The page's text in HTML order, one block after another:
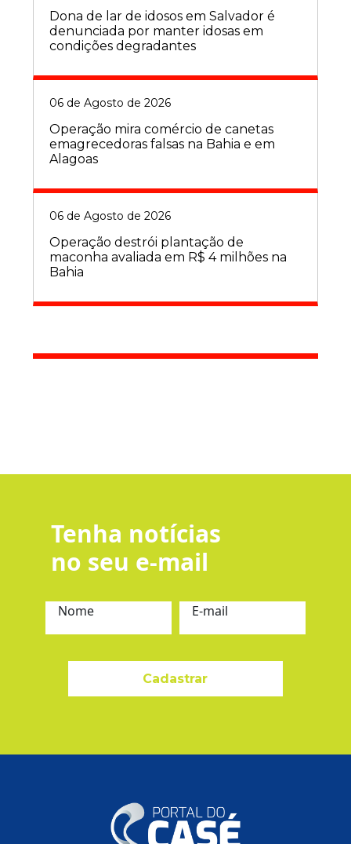
Dona de lar de idosos em Salvador é
denunciada por manter idosas em
condições degradantes
06 de Agosto de 2026
Operação mira comércio de canetas
emagrecedoras falsas na Bahia e em
Alagoas
06 de Agosto de 2026
Operação destrói plantação de
maconha avaliada em R$ 4 milhões na
Bahia
Tenha notícias
no seu e-mail
Nome E-mail
Cadastrar